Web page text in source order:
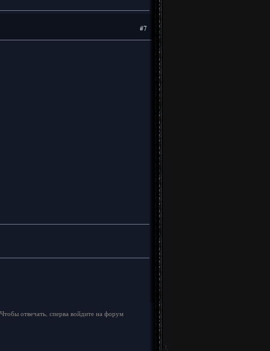
#7
Чтобы отвечать, сперва войдите на форум